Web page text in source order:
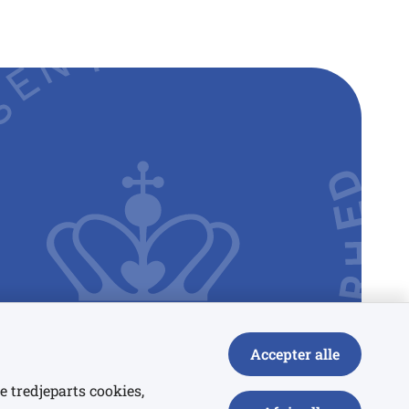
tredjeparts cookies,
Accepter alle